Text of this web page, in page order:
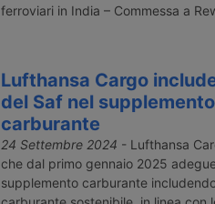
ferroviari in India – Commessa a
Lufthansa Cargo
del Saf nel supplemento
carburante
24 Settembre 2024 - Lufthansa
che dal primo gennaio 2025
supplemento carburante